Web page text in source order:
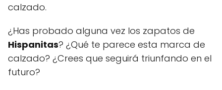
calzado.
¿Has probado alguna vez los zapatos de
Hispanitas? ¿Qué te parece esta marca de
calzado? ¿Crees que seguirá triunfando en el
futuro?